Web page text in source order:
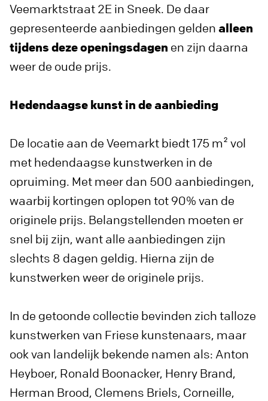
Veemarktstraat 2E in Sneek. De daar
gepresenteerde aanbiedingen gelden alleen
tijdens deze openingsdagen en zijn daarna
weer de oude prijs.
Hedendaagse kunst in de aanbieding
De locatie aan de Veemarkt biedt 175 m² vol
met hedendaagse kunstwerken in de
opruiming. Met meer dan 500 aanbiedingen,
waarbij kortingen oplopen tot 90% van de
originele prijs. Belangstellenden moeten er
snel bij zijn, want alle aanbiedingen zijn
slechts 8 dagen geldig. Hierna zijn de
kunstwerken weer de originele prijs.
In de getoonde collectie bevinden zich talloze
kunstwerken van Friese kunstenaars, maar
ook van landelijk bekende namen als: Anton
Heyboer, Ronald Boonacker, Henry Brand,
Herman Brood, Clemens Briels, Corneille,